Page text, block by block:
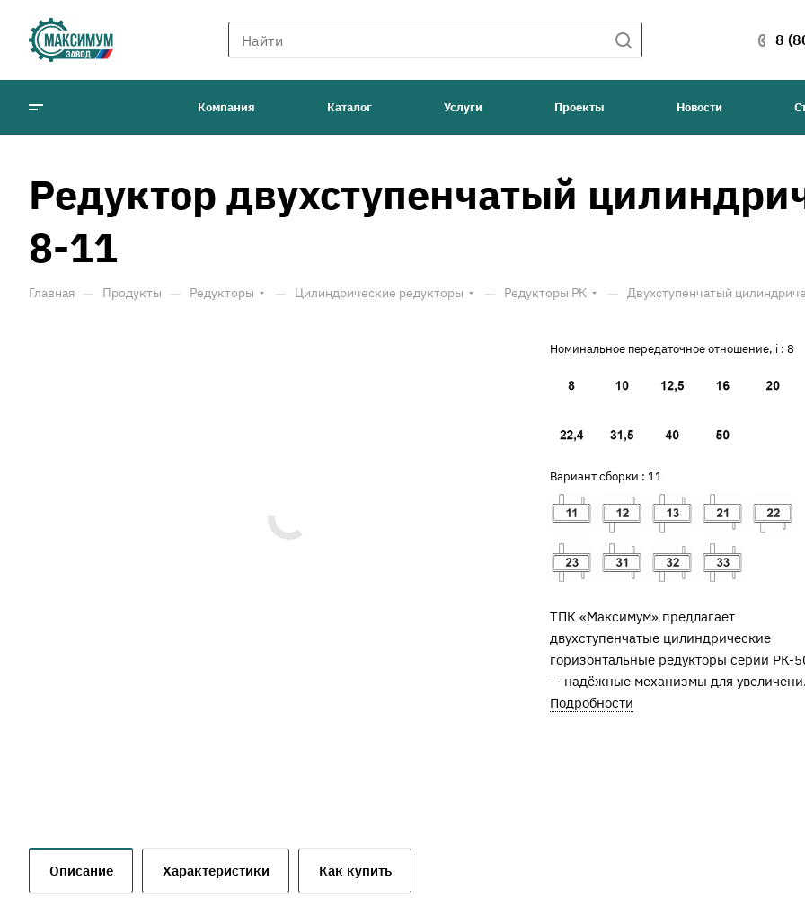
8
Компания Каталог Услуги Проекты Новости
Редуктор двухступенчатый
8-11
Главная — Продукты — Редукторы — Цилиндрические редукторы — Редукторы РК — Двухступенчатый
Номинальное передаточное отношение, i : 8
Вариант сборки : 11
ТПК «Максимум» предлагает
двухступенчатые цилиндрические
горизонтальные редукторы серии РК-
— надёжные механизмы для
крутящего момента и снижения
Подробности
Описание Характеристики Как купить